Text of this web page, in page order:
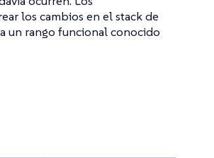
los cambios en el stack de
un rango funcional conocido